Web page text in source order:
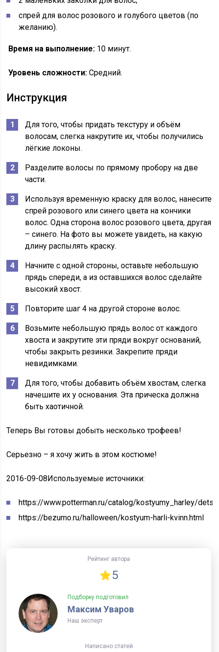
спрей для волос розового и голубого цветов (по
желанию).
Время на выполнение: 10 минут.
Уровень сложности: Средний.
Инструкция
Для того, чтобы придать текстуру и объём
волосам, слегка накрутите их, чтобы получились
лёгкие локоны.
Разделите волосы по прямому пробору на две
части.
Используя временную краску для волос, нанесите
спрей розового или синего цвета на кончики
волос. Одна сторона волос розового цвета, другая
– синего. На фото вы можете увидеть, на какую
длину распылять краску.
Начните с одной стороны, оставьте небольшую
прядь спереди, а из оставшихся волос сделайте
высокий хвост.
Повторите шаг 4 на другой стороне волос.
Возьмите небольшую прядь волос от каждого
хвоста и закрутите эти пряди вокруг оснований,
чтобы закрыть резинки. Закрепите пряди
невидимками.
Для того, чтобы добавить объём хвостам, слегка
начешите их у основания. Эта прическа должна
быть хаотичной.
Теперь Вы готовы добыть несколько трофеев!
Серьезно – я хочу жить в этом костюме!
2016-09-08Используемые источники:
https://www.potterman.ru/catalog/kostyumy_harley/
https://bezumo.ru/halloween/kostyum-harli-kvinn.html
Рейтинг автора
5
Подборку подготовил
Максим Уваров
Наш эксперт
Написано статей